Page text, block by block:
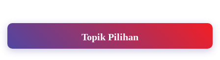
Topik Pilihan